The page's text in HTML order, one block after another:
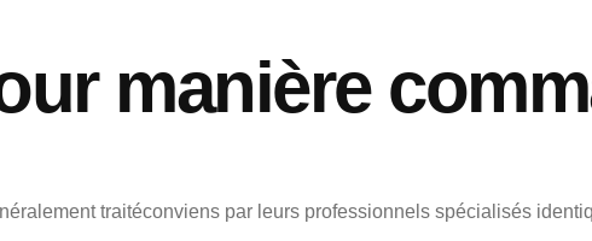
manière
traitéconviens par leurs professionnels spécialisés